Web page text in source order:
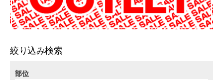
絞り込み検索
部位